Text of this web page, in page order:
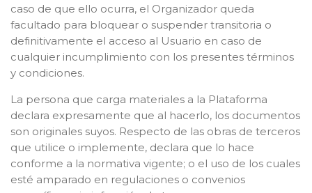
caso de que ello ocurra, el Organizador queda
facultado para bloquear o suspender transitoria o
definitivamente el acceso al Usuario en caso de
cualquier incumplimiento con los presentes términos
y condiciones.
La persona que carga materiales a la Plataforma
declara expresamente que al hacerlo, los documentos
son originales suyos. Respecto de las obras de terceros
que utilice o implemente, declara que lo hace
conforme a la normativa vigente; o el uso de los cuales
esté amparado en regulaciones o convenios